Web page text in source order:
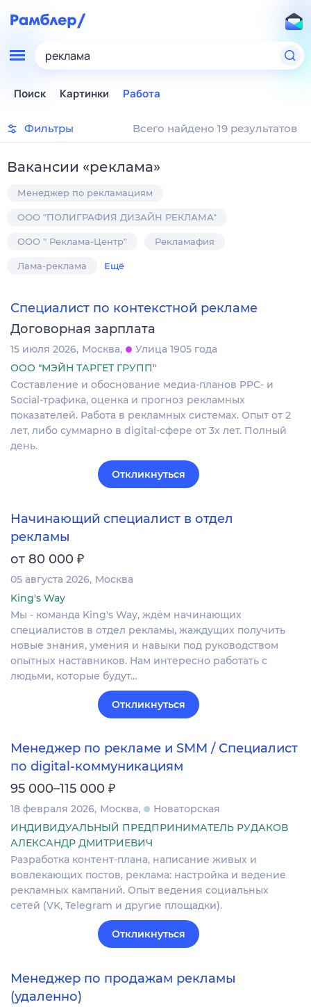
реклама
Поиск Картинки Работа
Фильтры Всего найдено 19 результатов
Вакансии «реклама»
Менеджер по рекламациям
ООО "ПОЛИГРАФИЯ ДИЗАЙН РЕКЛАМА"
ООО " Реклама-Центр" Рекламафия
Лама-реклама Ещё
Специалист по контекстной рекламе
Договорная зарплата
15 июля 2026 Москва
Улица 1905 года
ООО "МЭЙН ТАРГЕТ ГРУПП"
Составление и обоснование медиа-планов PPC- и
Social-трафика, оценка и прогноз рекламных
показателей. Работа в рекламных системах. Опыт от 2
лет, либо суммарно в digital-сфере от 3х лет. Полный
день.
Откликнуться
Начинающий специалист в отдел
рекламы
от 80 000 ₽
05 августа 2026 Москва
King's Way
Мы - команда King's Way, ждём начинающих
специалистов в отдел рекламы, жаждущих получить
новые знания, умения и навыки под руководством
опытных наставников. Нам интересно работать с
людьми, которые будут…
Откликнуться
Менеджер по рекламе и SMM / Специалист
по digital-коммуникациям
95 000–115 000 ₽
18 февраля 2026 Москва
Новаторская
ИНДИВИДУАЛЬНЫЙ ПРЕДПРИНИМАТЕЛЬ РУДАКОВ
АЛЕКСАНДР ДМИТРИЕВИЧ
Разработка контент-плана, написание живых и
вовлекающих постов, реклама: настройка и ведение
рекламных кампаний. Опыт ведения социальных
сетей (VK, Telegram и другие площадки).
Откликнуться
Менеджер по продажам рекламы
(удаленно)